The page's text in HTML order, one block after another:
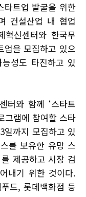
타트업 발굴을 위한
건설산업 내 협업
혁신센터와 한국무
업을 모집하고 있으
성도 타진하고 있
터와 함께 ‘스타트
그램에 참여할 스타
까지 모집하고 있
를 보유한 유망 스
제공하고 시장 검
내기 위한 것이다.
드, 롯데백화점 등